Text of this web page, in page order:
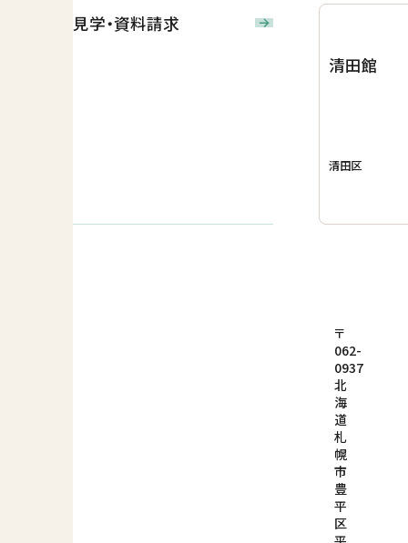
見学・資料請求
清田館
清田区
〒
062-
0937
北
海
道
札
幌
市
豊
平
区